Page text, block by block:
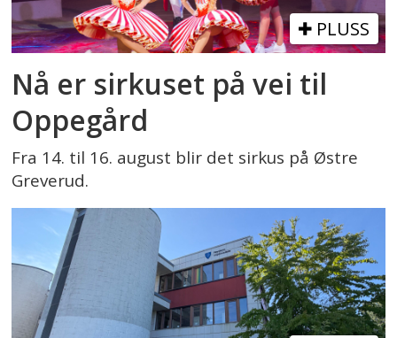
PLUSS
Nå er sirkuset på vei til
Oppegård
Fra 14. til 16. august blir det sirkus på Østre
Greverud.